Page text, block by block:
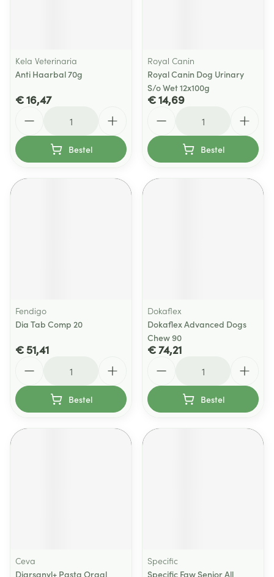
Kela Veterinaria
Anti Haarbal 70g
€ 16,47
Bestel
Royal Canin
Royal Canin Dog Urinary
S/o Wet 12x100g
€ 14,69
Bestel
Fendigo
Dia Tab Comp 20
€ 51,41
Bestel
Dokaflex
Dokaflex Advanced Dogs
Chew 90
€ 74,21
Bestel
Ceva
Diarsanyl+ Pasta Oraal
Specific
Specific Fgw Senior All